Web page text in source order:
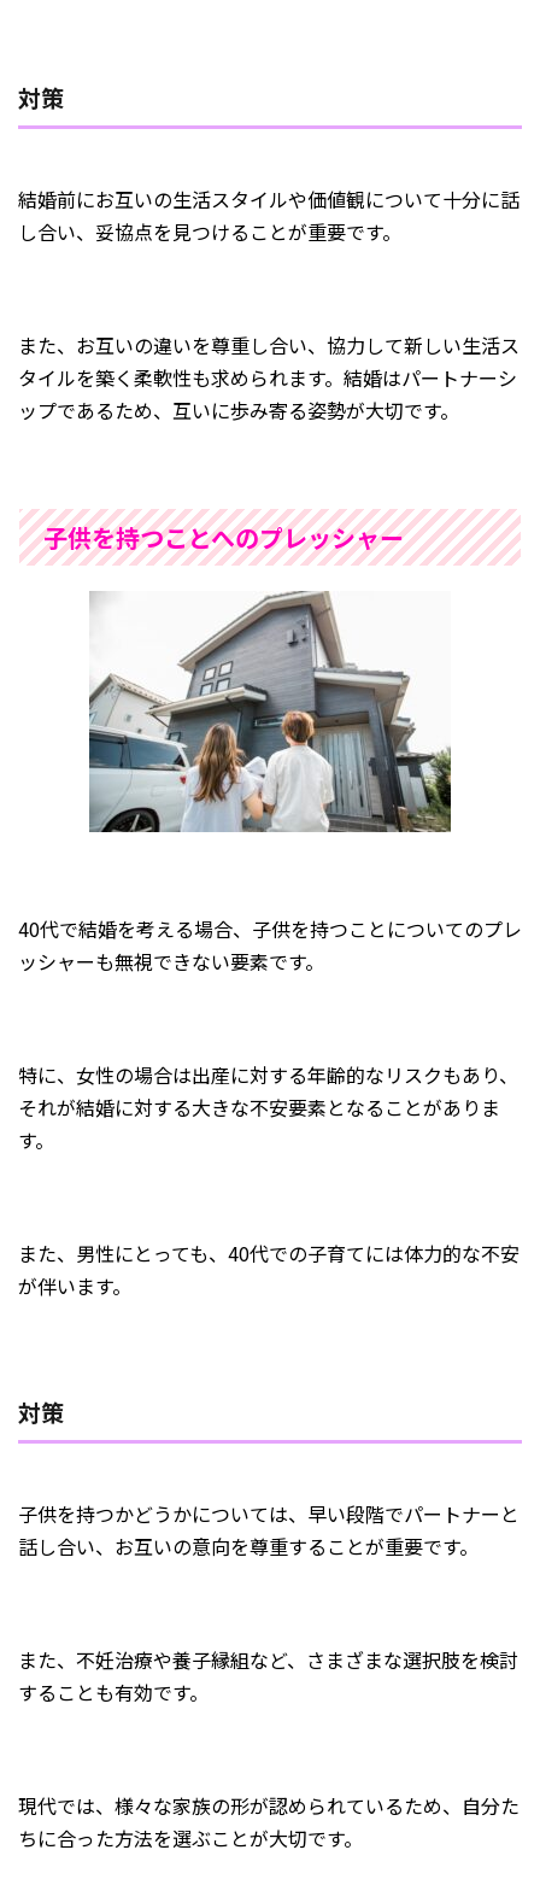
対策
結婚前にお互いの生活スタイルや価値観について十分に話
し合い、妥協点を見つけることが重要です。
また、お互いの違いを尊重し合い、協力して新しい生活ス
タイルを築く柔軟性も求められます。結婚はパートナーシ
ップであるため、互いに歩み寄る姿勢が大切です。
子供を持つことへのプレッシャー
40代で結婚を考える場合、子供を持つことについてのプレ
ッシャーも無視できない要素です。
特に、女性の場合は出産に対する年齢的なリスクもあり、
それが結婚に対する大きな不安要素となることがありま
す。
また、男性にとっても、40代での子育てには体力的な不安
が伴います。
対策
子供を持つかどうかについては、早い段階でパートナーと
話し合い、お互いの意向を尊重することが重要です。
また、不妊治療や養子縁組など、さまざまな選択肢を検討
することも有効です。
現代では、様々な家族の形が認められているため、自分た
ちに合った方法を選ぶことが大切です。